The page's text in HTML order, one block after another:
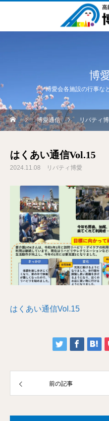
博
博愛会各施設の行事な
博愛通信 リバティ
はくあい通信Vol.15
2024.11.08 リバティ博愛
はくあい通信Vol.15
前の記事